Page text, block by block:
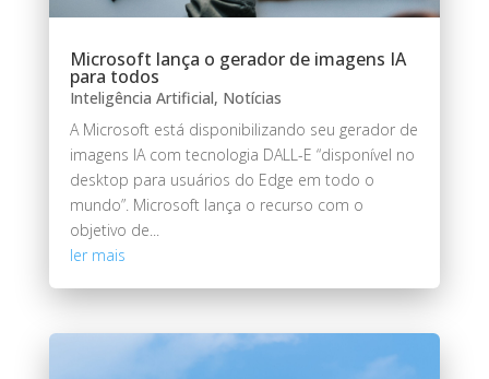
Microsoft lança o gerador de imagens IA
para todos
Inteligência Artificial, Notícias
A Microsoft está disponibilizando seu gerador de
imagens IA com tecnologia DALL-E “disponível no
desktop para usuários do Edge em todo o
mundo”. Microsoft lança o recurso com o
objetivo de...
ler mais